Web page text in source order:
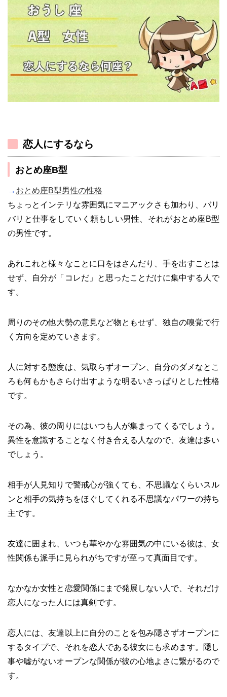
恋人にするなら
おとめ座B型
→ おとめ座B型男性の性格
ちょっとインテリな雰囲気にマニアックさも加わり、バリ
バリと仕事をしていく頼もしい男性、それがおとめ座B型
の男性です。
あれこれと様々なことに口をはさんだり、手を出すことは
せず、自分が「コレだ」と思ったことだけに集中する人で
す。
周りのその他大勢の意見など物ともせず、独自の嗅覚で行
く方向を定めていきます。
人に対する態度は、気取らずオープン、自分のダメなとこ
ろも何もかもさらけ出すような明るいさっぱりとした性格
です。
その為、彼の周りにはいつも人が集まってくるでしょう。
異性を意識することなく付き合える人なので、友達は多い
でしょう。
相手が人見知りで警戒心が強くても、不思議なくらいスル
ンと相手の気持ちをほぐしてくれる不思議なパワーの持ち
主です。
友達に囲まれ、いつも華やかな雰囲気の中にいる彼は、女
性関係も派手に見られがちですが至って真面目です。
なかなか女性と恋愛関係にまで発展しない人で、それだけ
恋人になった人には真剣です。
恋人には、友達以上に自分のことを包み隠さずオープンに
するタイプで、それを恋人である彼女にも求めます。隠し
事や嘘がないオープンな関係が彼の心地よさに繋がるので
す。